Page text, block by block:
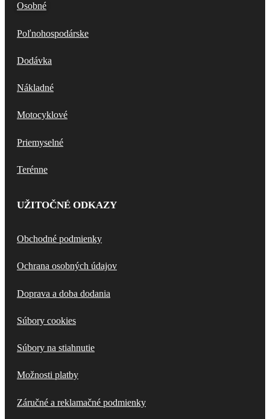
Osobné
Poľnohospodárske
Dodávka
Nákladné
Motocyklové
Priemyselné
Terénne
UŽITOČNÉ ODKAZY
Obchodné podmienky
Ochrana osobných údajov
Doprava a doba dodania
Súbory cookies
Súbory na stiahnutie
Možnosti platby
Záručné a reklamačné podmienky